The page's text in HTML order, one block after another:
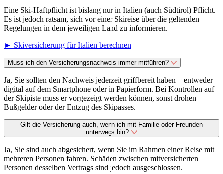
Eine Ski-Haftpflicht ist bislang nur in Italien (auch Südtirol) Pflicht.
Es ist jedoch ratsam, sich vor einer Skireise über die geltenden
Regelungen in dem jeweiligen Land zu informieren.
► Skiversicherung für Italien berechnen
Muss ich den Versicherungsnachweis immer mitführen?
Ja, Sie sollten den Nachweis jederzeit griffbereit haben – entweder
digital auf dem Smartphone oder in Papierform. Bei Kontrollen auf
der Skipiste muss er vorgezeigt werden können, sonst drohen
Bußgelder oder der Entzug des Skipasses.
Gilt die Versicherung auch, wenn ich mit Familie oder Freunden
unterwegs bin?
Ja, Sie sind auch abgesichert, wenn Sie im Rahmen einer Reise mit
mehreren Personen fahren. Schäden zwischen mitversicherten
Personen desselben Vertrags sind jedoch ausgeschlossen.